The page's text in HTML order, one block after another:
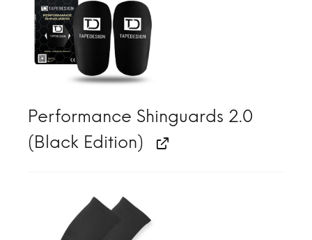
Performance Shinguards 2.0
(Black Edition)